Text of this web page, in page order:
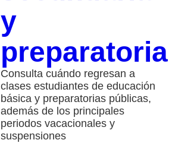
y
preparatoria
Consulta cuándo regresan a
clases estudiantes de educación
básica y preparatorias públicas,
además de los principales
periodos vacacionales y
suspensiones